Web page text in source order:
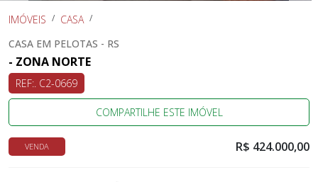
IMÓVEIS
CASA
CASA EM PELOTAS - RS
- ZONA NORTE
REF:. C2-0669
COMPARTILHE ESTE IMÓVEL
VENDA R$ 424.000,00